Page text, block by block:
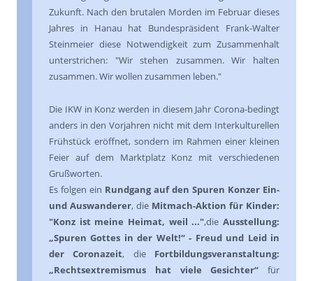
Zukunft. Nach den brutalen Morden im Februar dieses
Jahres in Hanau hat Bundespräsident Frank-Walter
Steinmeier diese Notwendigkeit zum Zusammenhalt
unterstrichen: "Wir stehen zusammen. Wir halten
zusammen. Wir wollen zusammen leben."
Die IKW in Konz werden in diesem Jahr Corona-bedingt
anders in den Vorjahren nicht mit dem Interkulturellen
Frühstück eröffnet, sondern im Rahmen einer kleinen
Feier auf dem Marktplatz Konz mit verschiedenen
Grußworten.
Es folgen ein Rundgang auf den Spuren Konzer Ein-
und Auswanderer, die Mitmach-Aktion für Kinder:
"Konz ist meine Heimat, weil ...",dieAusstellung:
„Spuren Gottes in der Welt!“ - Freud und Leid in
der Coronazeit, die Fortbildungsveranstaltung:
„Rechtsextremismus hat viele Gesichter“ für